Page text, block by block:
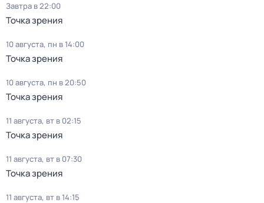
Завтра в 22:00
Точка зрения
10 августа, пн в 14:00
Точка зрения
10 августа, пн в 20:50
Точка зрения
11 августа, вт в 02:15
Точка зрения
11 августа, вт в 07:30
Точка зрения
11 августа, вт в 14:15